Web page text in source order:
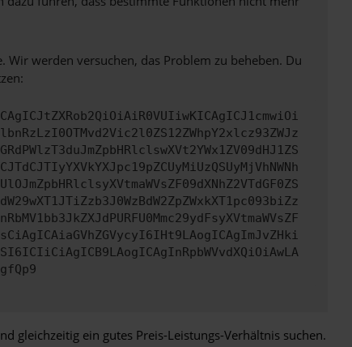
werden versuchen, das Problem zu beheben. Du
gleichzeitig ein gutes Preis-Leistungs-Verhältnis suchen.